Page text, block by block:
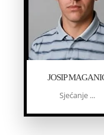
JOSIP
Sjećanje ...